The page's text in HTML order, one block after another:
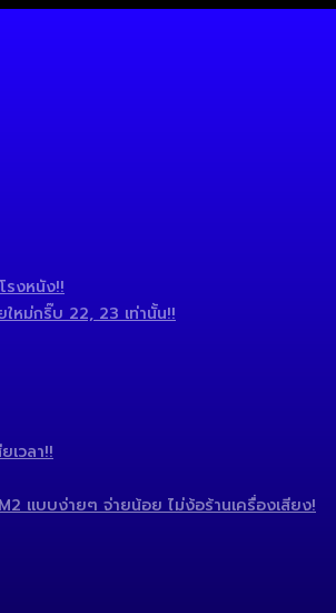
รงหนัง!!
ใหม่กริ๊บ 22, 23 เท่านั้น!!
เวลา!!
แบบง่ายๆ จ่ายน้อย ไม่ง้อร้านเครื่องเสียง!